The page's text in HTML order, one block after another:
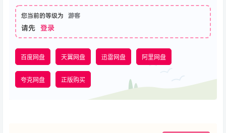
您当前的等级为 游客
请先 登录
百度网盘 天翼网盘 迅雷网盘 阿里网盘
夸克网盘 正版购买